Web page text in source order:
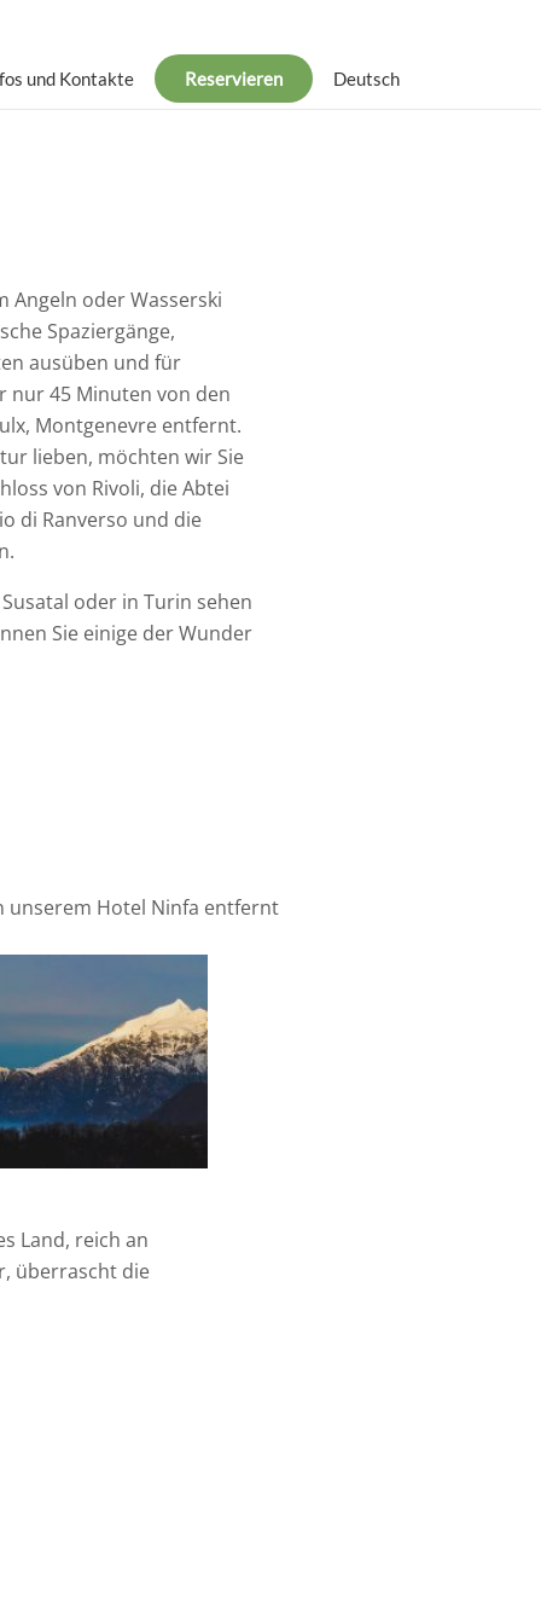
und Kontakte Reservieren Deutsch
Angeln oder Wasserski
Spaziergänge,
ausüben und für
nur 45 Minuten von den
Montgenevre entfernt.
lieben, möchten wir Sie
von Rivoli, die Abtei
di Ranverso und die
oder in Turin sehen
Sie einige der Wunder
unserem Hotel Ninfa entfernt
Land, reich an
überrascht die